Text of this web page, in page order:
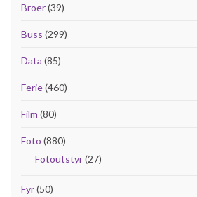
Broer(39)
Buss (299)
Data (85)
Ferie(460)
Film (80)
Foto (880)
Fotoutstyr(27)
Fyr(50)